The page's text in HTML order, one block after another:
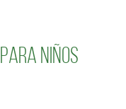
niños